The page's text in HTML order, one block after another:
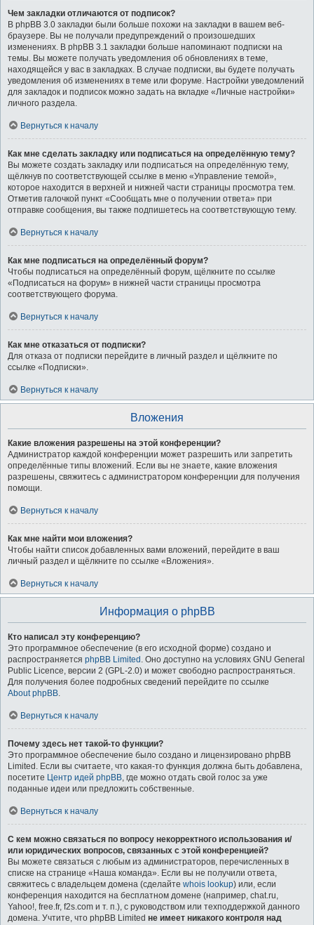
Чем закладки отличаются от подписок?
В phpBB 3.0 закладки были больше похожи на закладки в вашем веб-
браузере. Вы не получали предупреждений о произошедших
изменениях. В phpBB 3.1 закладки больше напоминают подписки на
темы. Вы можете получать уведомления об обновлениях в теме,
находящейся у вас в закладках. В случае подписки, вы будете получать
уведомления об изменениях в теме или форуме. Настройки уведомлений
для закладок и подписок можно задать на вкладке «Личные настройки»
личного раздела.
Вернуться к началу
Как мне сделать закладку или подписаться на определённую тему?
Вы можете создать закладку или подписаться на определённую тему,
щёлкнув по соответствующей ссылке в меню «Управление темой»,
которое находится в верхней и нижней части страницы просмотра тем.
Отметив галочкой пункт «Сообщать мне о получении ответа» при
отправке сообщения, вы также подпишетесь на соответствующую тему.
Вернуться к началу
Как мне подписаться на определённый форум?
Чтобы подписаться на определённый форум, щёлкните по ссылке
«Подписаться на форум» в нижней части страницы просмотра
соответствующего форума.
Вернуться к началу
Как мне отказаться от подписки?
Для отказа от подписки перейдите в личный раздел и щёлкните по
ссылке «Подписки».
Вернуться к началу
Вложения
Какие вложения разрешены на этой конференции?
Администратор каждой конференции может разрешить или запретить
определённые типы вложений. Если вы не знаете, какие вложения
разрешены, свяжитесь с администратором конференции для получения
помощи.
Вернуться к началу
Как мне найти мои вложения?
Чтобы найти список добавленных вами вложений, перейдите в ваш
личный раздел и щёлкните по ссылке «Вложения».
Вернуться к началу
Информация о phpBB
Кто написал эту конференцию?
Это программное обеспечение (в его исходной форме) создано и
распространяется phpBB Limited . Оно доступно на условиях GNU General
Public Licence, версии 2 (GPL-2.0) и может свободно распространяться.
Для получения более подробных сведений перейдите по ссылке
About phpBB.
Вернуться к началу
Почему здесь нет такой-то функции?
Это программное обеспечение было создано и лицензировано phpBB
Limited. Если вы считаете, что какая-то функция должна быть добавлена,
посетите Центр идей phpBB, где можно отдать свой голос за уже
поданные идеи или предложить собственные.
Вернуться к началу
С кем можно связаться по вопросу некорректного использования и/
или юридических вопросов, связанных с этой конференцией?
Вы можете связаться с любым из администраторов, перечисленных в
списке на странице «Наша команда». Если вы не получили ответа,
свяжитесь с владельцем домена (сделайте whois lookup) или, если
конференция находится на бесплатном домене (например, chat.ru,
Yahoo!, free.fr, f2s.com и т. п.), с руководством или техподдержкой данного
домена. Учтите, что phpBB Limited не имеет никакого контроля над